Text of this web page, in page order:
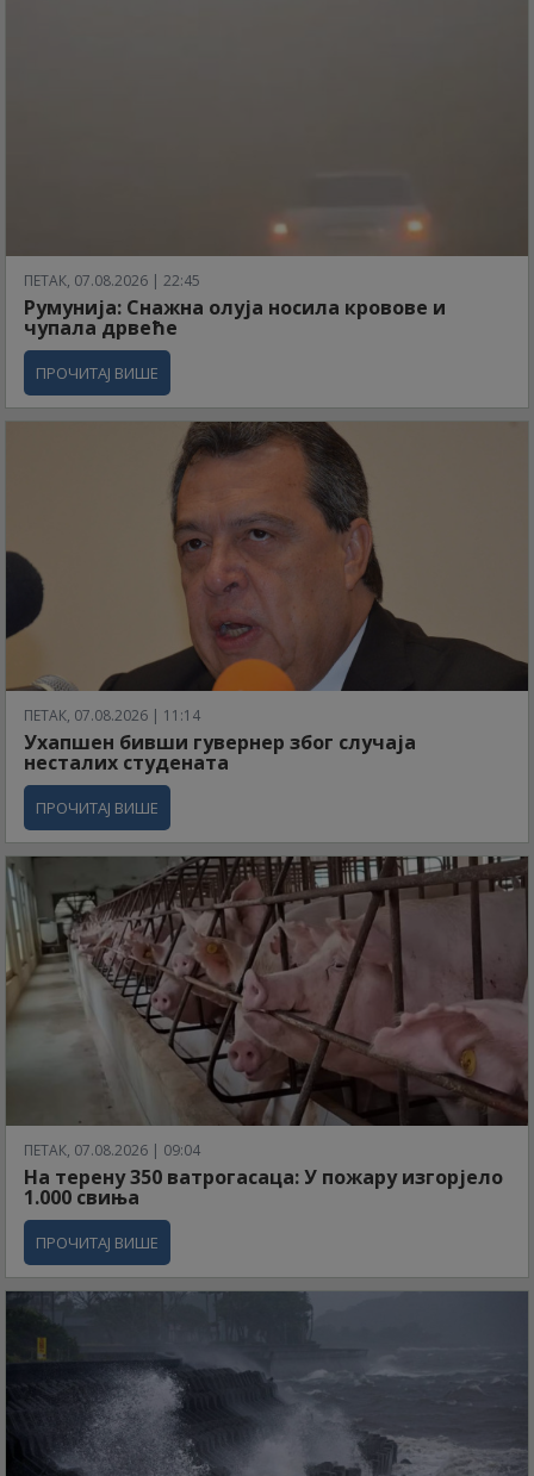
ПЕТАК, 07.08.2026 | 22:45
Румунија: Снажна олуја носила кровове и
чупала дрвеће
ПРОЧИТАЈ ВИШЕ
ПЕТАК, 07.08.2026 | 11:14
Ухапшен бивши гувернер због случаја
несталих студената
ПРОЧИТАЈ ВИШЕ
ПЕТАК, 07.08.2026 | 09:04
На терену 350 ватрогасаца: У пожару изгорјело
1.000 свиња
ПРОЧИТАЈ ВИШЕ